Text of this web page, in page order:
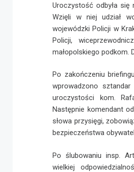
Uroczystość odbyła się
Wzięli w niej udział
wojewódzki Policji w
Policji,
małopolskiego podkom.
Po zakończeniu
wprowadzono
uroczystości kom.
Następnie komendant
słowa przysięgi,
bezpieczeństwa
Po ślubowaniu insp.
wielkiej